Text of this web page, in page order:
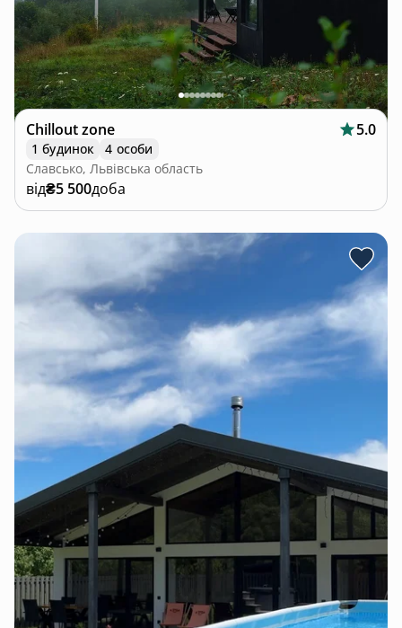
Chillout zone 5.0
1 будинок
4 особи
Славсько, Львівська область
від₴5 500доба